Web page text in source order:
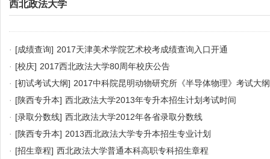
西北政法大学
· [成绩查询] 2017天津美术学院艺术校考成绩查询入口开通
· [校庆] 2017西北政法大学80周年校庆公告
· [初试考试大纲] 2017中科院昆明动物研究所《半导体物理》考试大纲
· [陕西专升本] 西北政法大学2013年专升本招生计划考试时间
· [录取分数线] 西北政法大学2012年各省录取分数线
· [陕西专升本] 2013西北政法大学专升本招生专业计划
· [招生章程] 西北政法大学普通本科高职专科招生章程